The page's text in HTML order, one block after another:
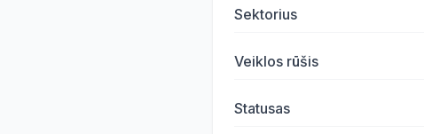
Sektorius
Veiklos rūšis
Statusas